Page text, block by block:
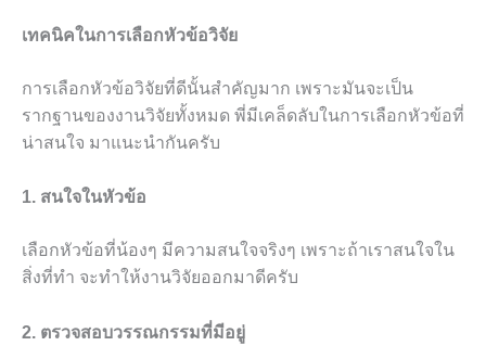
เทคนิคในการเลือกหัวข้อวิจัย
การเลือกหัวข้อวิจัยที่ดีนั้นสำคัญมาก เพราะมันจะเป็น
รากฐานของงานวิจัยทั้งหมด พี่มีเคล็ดลับในการเลือกหัวข้อที่
น่าสนใจ มาแนะนำกันครับ
1. สนใจในหัวข้อ
เลือกหัวข้อที่น้องๆ มีความสนใจจริงๆ เพราะถ้าเราสนใจใน
สิ่งที่ทำ จะทำให้งานวิจัยออกมาดีครับ
2. ตรวจสอบวรรณกรรมที่มีอยู่